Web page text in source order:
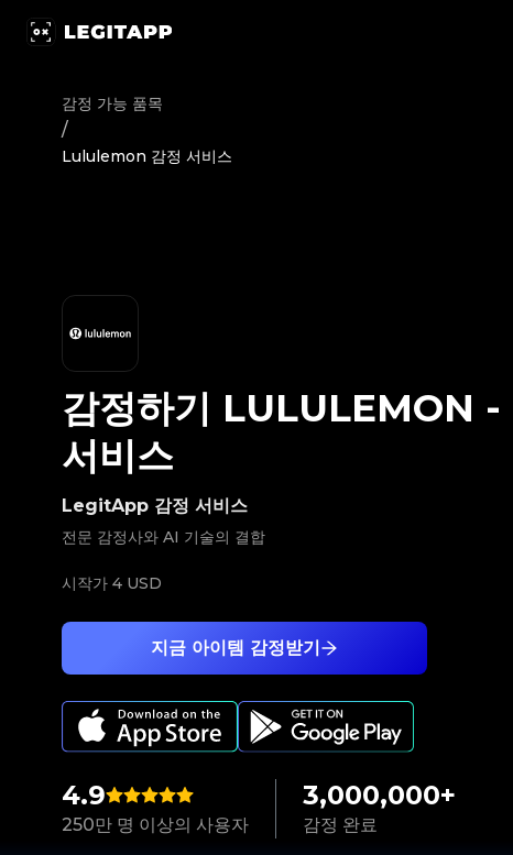
감정 가능 품목
/
Lululemon 감정 서비스
4.9
250만 명 이상의 사용자
3,000,000+
감정 완료
지금 아이템 감정받기
LegitApp 감정 서비스
전문 감정사와 AI 기술의 결합
시작가 4 USD
감정하기 LULULEMON -
서비스